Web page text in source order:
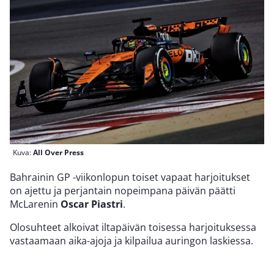
Kuva:All Over Press
Bahrainin GP -viikonlopun toiset vapaat harjoitukset
on ajettu ja perjantain nopeimpana päivän päätti
McLarenin Oscar Piastri.
Olosuhteet alkoivat iltapäivän toisessa harjoituksessa
vastaamaan aika-ajoja ja kilpailua auringon laskiessa.